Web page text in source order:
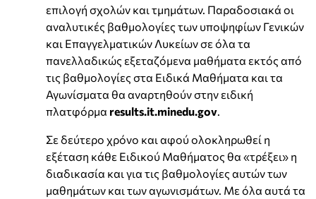
επιλογή σχολών και τμημάτων. Παραδοσιακά οι
αναλυτικές βαθμολογίες των υποψηφίων Γενικών
και Επαγγελματικών Λυκείων σε όλα τα
πανελλαδικώς εξεταζόμενα μαθήματα εκτός από
τις βαθμολογίες στα Ειδικά Μαθήματα και τα
Αγωνίσματα θα αναρτηθούν στην ειδική
πλατφόρμα results.it.minedu.gov.
Σε δεύτερο χρόνο και αφού ολοκληρωθεί η
εξέταση κάθε Ειδικού Μαθήματος θα «τρέξει» η
διαδικασία και για τις βαθμολογίες αυτών των
μαθημάτων και των αγωνισμάτων. Με όλα αυτά τα